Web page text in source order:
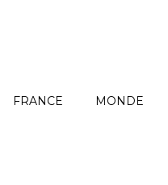
FRANCE MONDE